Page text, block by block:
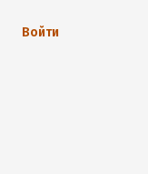
Войти